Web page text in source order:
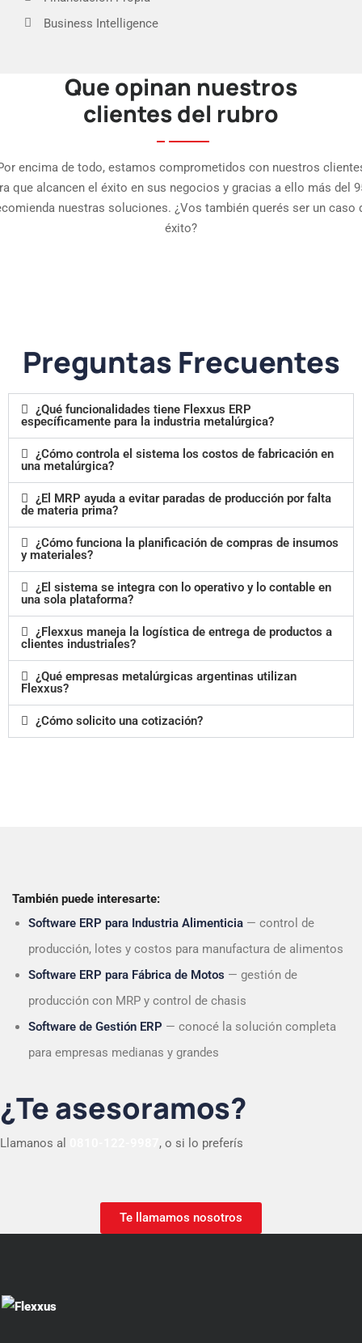
Business Intelligence
APP Fuerza de Ventas
APP Punto de Venta
Que opinan nuestros
clientes del rubro
encima de todo, estamos comprometidos con nuestros
que alcancen el éxito en sus negocios y gracias a ello más del
nuestras soluciones. ¿Vos también querés ser un caso
éxito?
Preguntas Frecuentes
¿Qué funcionalidades tiene Flexxus ERP
específicamente para la industria metalúrgica?
¿Cómo controla el sistema los costos de fabricación en
una metalúrgica?
¿El MRP ayuda a evitar paradas de producción por falta
de materia prima?
¿Cómo funciona la planificación de compras de insumos
y materiales?
¿El sistema se integra con lo operativo y lo contable en
una sola plataforma?
¿Flexxus maneja la logística de entrega de productos a
clientes industriales?
¿Qué empresas metalúrgicas argentinas utilizan
Flexxus?
¿Cómo solicito una cotización?
También puede interesarte:
Software ERP para Industria Alimenticia — control de
producción, lotes y costos para manufactura de alimentos
Software ERP para Fábrica de Motos — gestión de
producción con MRP y control de chasis
Software de Gestión ERP — conocé la solución completa
para empresas medianas y grandes
¿Te asesoramos?
Llamanos al , o si lo preferís
Te llamamos nosotros